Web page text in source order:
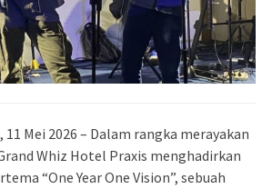
11 Mei 2026 – Dalam rangka merayakan
Whiz Hotel Praxis menghadirkan
“One Year One Vision”, sebuah